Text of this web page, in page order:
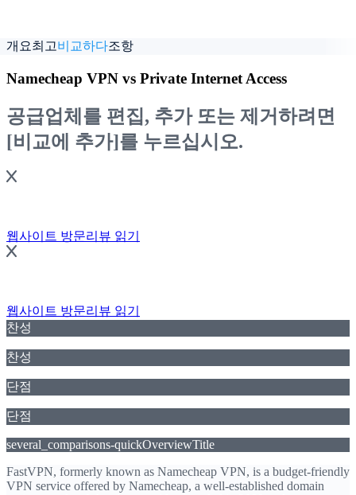
개요최고비교하다조항
Namecheap VPN vs Private Internet Access
공급업체를 편집, 추가 또는 제거하려면
[비교에 추가]를 누르십시오.
웹사이트 방문리뷰 읽기
웹사이트 방문리뷰 읽기
찬성
찬성
단점
단점
several_comparisons-quickOverviewTitle
FastVPN, formerly known as Namecheap VPN, is a budget-friendly
VPN service offered by Namecheap, a well-established domain